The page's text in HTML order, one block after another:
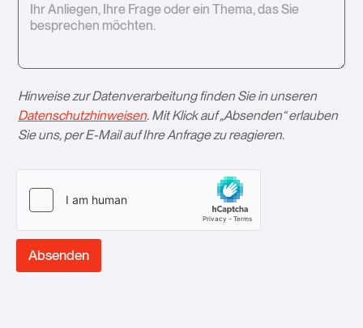
Hinweise zur Datenverarbeitung finden Sie in unseren
Datenschutzhinweisen. Mit Klick auf „Absenden“ erlauben
Sie uns, per E-Mail auf Ihre Anfrage zu reagieren.­
Absenden